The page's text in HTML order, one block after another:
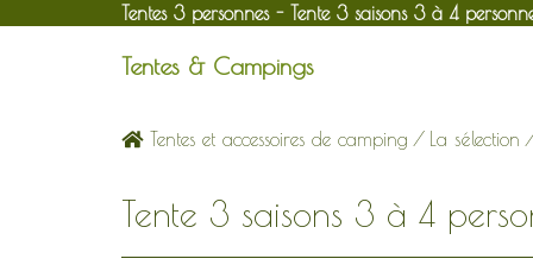
Tentes 3 personnes - Tente 3 saisons 3 à 4
Tentes & Campings
Tentes et accessoires de camping / La sélection
Tente 3 saisons 3 à 4